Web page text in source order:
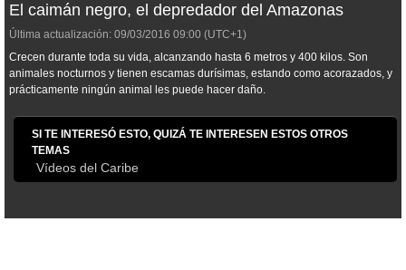
El caimán negro, el depredador del Amazonas
Última actualización: 09/03/2016 09:00 (UTC+1)
Crecen durante toda su vida, alcanzando hasta 6 metros y 400 kilos. Son
animales nocturnos y tienen escamas durísimas, estando como acorazados, y
prácticamente ningún animal les puede hacer daño.
SI TE INTERESÓ ESTO, QUIZÁ TE INTERESEN ESTOS OTROS
TEMAS
Vídeos del Caribe